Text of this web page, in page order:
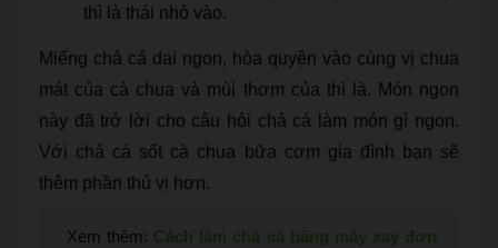
thì là thái nhỏ vào.
Miếng chả cá dai ngon, hòa quyện vào cùng vị chua
mát của cà chua và mùi thơm của thì là. Món ngon
này đã trở lời cho câu hỏi chả cá làm món gì ngon.
Với chả cá sốt cà chua bữa cơm gia đình bạn sẽ
thêm phần thú vị hơn.
Xem thêm: Cách làm chả cá bằng máy xay đơn